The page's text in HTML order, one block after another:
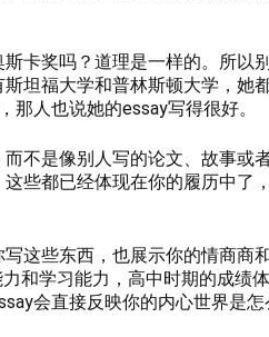
卡奖吗？道理是一样的。所
坦福大学和普林斯顿大学，她
人也说她的essay写得很好。
不是像别人写的论文、故事
些都已经体现在你的履历中
这些东西，也展示你的情商
和学习能力，高中时期的成绩
会直接反映你的内心世界是怎